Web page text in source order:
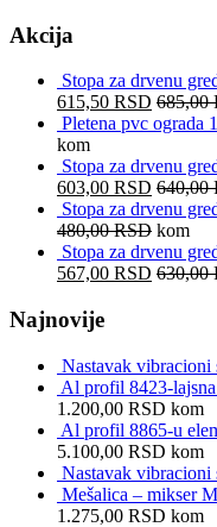
Akcija
Stopa za drvenu
615,50 RSD 685,00
Pletena pvc ograda
kom
Stopa za drvenu
603,00 RSD 640,00
Stopa za drvenu
480,00RSD kom
Stopa za drvenu
567,00 RSD 630,00
Najnovije
Nastavak vibracioni
Al profil 8423-
1.200,00 RSD kom
Al profil 8865-u
5.100,00 RSD kom
Nastavak vibracioni
Mešalica – mikser
1.275,00 RSD kom